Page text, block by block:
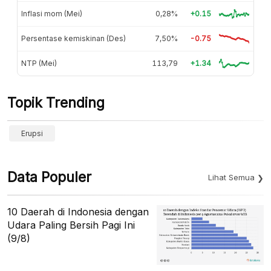
Inflasi mom (Mei) 0,28% +0.15
Persentase kemiskinan (Des) 7,50% -0.75
NTP (Mei) 113,79 +1.34
Topik Trending
Erupsi
Data Populer Lihat Semua
10 Daerah di Indonesia dengan
Udara Paling Bersih Pagi Ini
(9/8)